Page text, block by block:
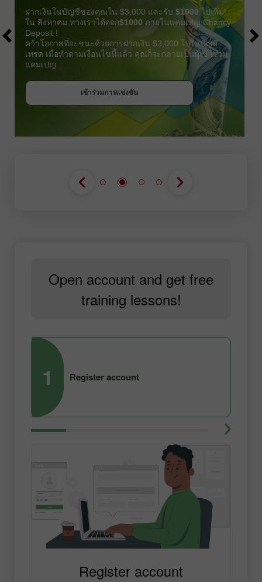
เข้าร่วมการแข่งขัน
ฝากเงินในบัญชีของคุณใน $3,000 และรับ $1000ไปเพิ่ม!
ใน สิงหาคม ทางเราได้ออก$1000 ภายในแคมเปญ Chancy
Deposit !
คว้าโอกาสที่จะชนะด้วยการฝากเงิน $3,000 ไปในบัญชี
เทรด เมื่อทำตามเงื่อนไขนี้แล้ว คุณก็จะกลายเป็นผู้เข้าร่วม
แคมเปญ
เข้าร่วมการแข่งขัน
Open account and get free
training lessons!
1 Register account
Register account